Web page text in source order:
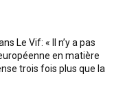
Le Vif: « Il n’y a pas
en matière
trois fois plus que la